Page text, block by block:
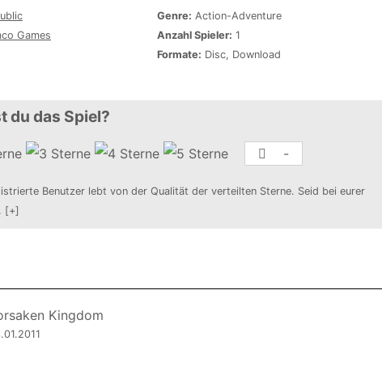
Games
Genre: Action-Adventure
Anzahl Spieler: 1
Formate: Disc, Download
du das Spiel?
-
Benutzer lebt von der Qualität der verteilten Sterne. Seid bei eurer
[+]